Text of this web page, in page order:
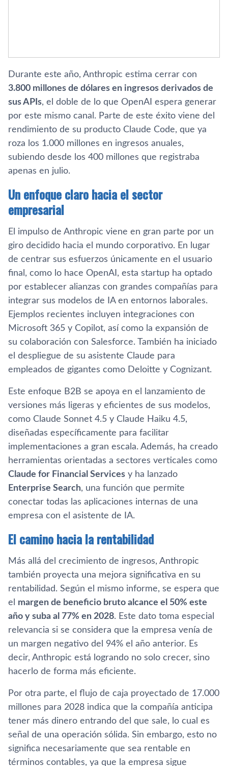
Durante este año, Anthropic estima cerrar con
3.800 millones de dólares en ingresos derivados de
sus APIs, el doble de lo que OpenAI espera generar
por este mismo canal. Parte de este éxito viene del
rendimiento de su producto Claude Code, que ya
roza los 1.000 millones en ingresos anuales,
subiendo desde los 400 millones que registraba
apenas en julio.
Un enfoque claro hacia el sector
empresarial
El impulso de Anthropic viene en gran parte por un
giro decidido hacia el mundo corporativo. En lugar
de centrar sus esfuerzos únicamente en el usuario
final, como lo hace OpenAI, esta startup ha optado
por establecer alianzas con grandes compañías para
integrar sus modelos de IA en entornos laborales.
Ejemplos recientes incluyen integraciones con
Microsoft 365 y Copilot, así como la expansión de
su colaboración con Salesforce. También ha iniciado
el despliegue de su asistente Claude para
empleados de gigantes como Deloitte y Cognizant.
Este enfoque B2B se apoya en el lanzamiento de
versiones más ligeras y eficientes de sus modelos,
como Claude Sonnet 4.5 y Claude Haiku 4.5,
diseñadas específicamente para facilitar
implementaciones a gran escala. Además, ha creado
herramientas orientadas a sectores verticales como
Claude for Financial Services y ha lanzado
Enterprise Search, una función que permite
conectar todas las aplicaciones internas de una
empresa con el asistente de IA.
El camino hacia la rentabilidad
Más allá del crecimiento de ingresos, Anthropic
también proyecta una mejora significativa en su
rentabilidad. Según el mismo informe, se espera que
el margen de beneficio bruto alcance el 50% este
año y suba al 77% en 2028. Este dato toma especial
relevancia si se considera que la empresa venía de
un margen negativo del 94% el año anterior. Es
decir, Anthropic está logrando no solo crecer, sino
hacerlo de forma más eficiente.
Por otra parte, el flujo de caja proyectado de 17.000
millones para 2028 indica que la compañía anticipa
tener más dinero entrando del que sale, lo cual es
señal de una operación sólida. Sin embargo, esto no
significa necesariamente que sea rentable en
términos contables, ya que la empresa sigue